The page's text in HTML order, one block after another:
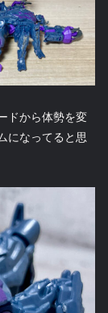
ドから体勢を変
になってると思